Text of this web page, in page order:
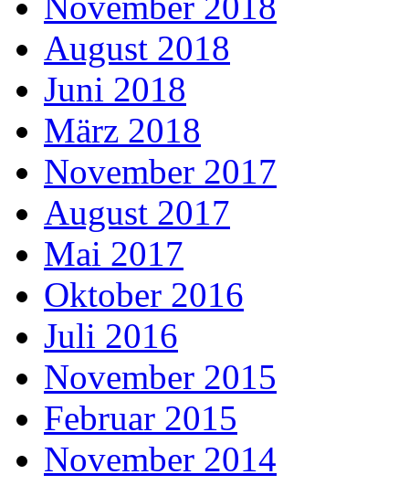
August 2018
Juni 2018
März 2018
November 2017
August 2017
Mai 2017
Oktober 2016
Juli 2016
November 2015
Februar 2015
November 2014